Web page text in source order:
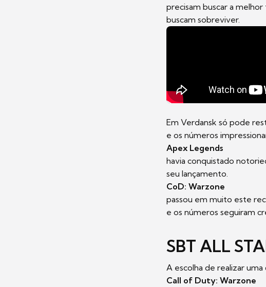
precisam buscar a
buscam sobreviver.
Em Verdansk só pode
e os números
Apex Legends
havia conquistado
seu lançamento.
CoD: Warzone
passou em muito este
e os números seguiram
SBT ALL
A escolha de realizar
Call of Duty: Warzone